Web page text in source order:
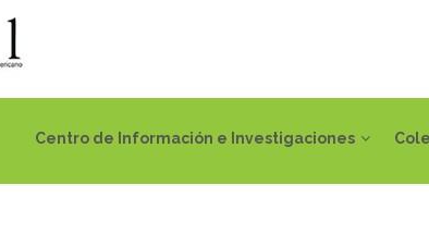
Centro de Información e Investigaciones